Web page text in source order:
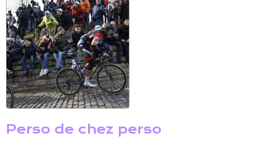
Perso de chez perso